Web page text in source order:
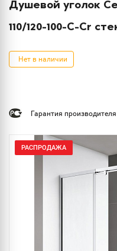
Душевой уголок
110/120-100-C-Cr
Нет в наличии
Гарантия
РАСПРОДАЖА